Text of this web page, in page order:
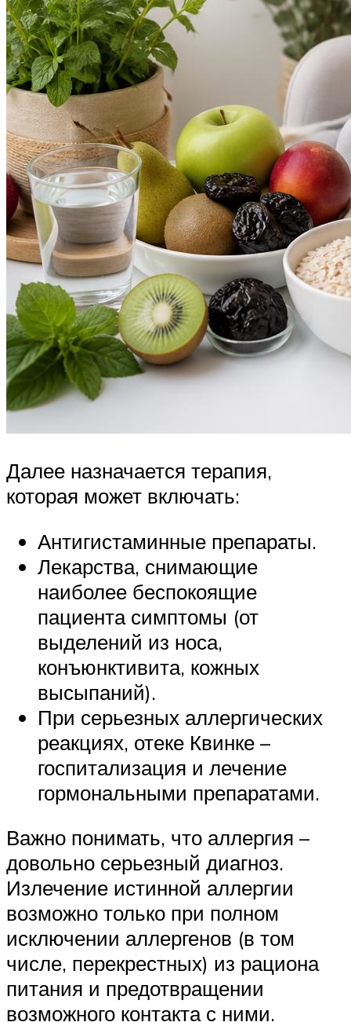
Далее назначается терапия,
которая может включать:
Антигистаминные препараты.
Лекарства, снимающие
наиболее беспокоящие
пациента симптомы (от
выделений из носа,
конъюнктивита, кожных
высыпаний).
При серьезных аллергических
реакциях, отеке Квинке –
госпитализация и лечение
гормональными препаратами.
Важно понимать, что аллергия –
довольно серьезный диагноз.
Излечение истинной аллергии
возможно только при полном
исключении аллергенов (в том
числе, перекрестных) из рациона
питания и предотвращении
возможного контакта с ними.